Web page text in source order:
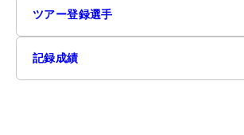
ツアー登録選手
記録成績